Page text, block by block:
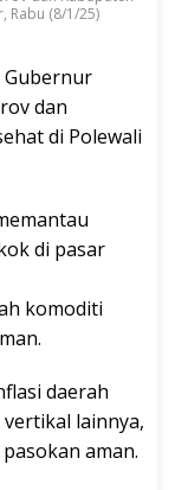
Rabu (8/1/25)
Gubernur
dan
di Polewali
di pasar
komoditi
daerah
lainnya,
aman.